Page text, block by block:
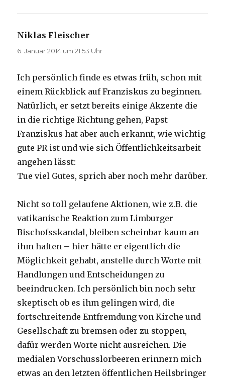
Niklas Fleischer
6. Januar 2014 um 21:53 Uhr
Ich persönlich finde es etwas früh, schon mit
einem Rückblick auf Franziskus zu beginnen.
Natürlich, er setzt bereits einige Akzente die
in die richtige Richtung gehen, Papst
Franziskus hat aber auch erkannt, wie wichtig
gute PR ist und wie sich Öffentlichkeitsarbeit
angehen lässt:
Tue viel Gutes, sprich aber noch mehr darüber.
Nicht so toll gelaufene Aktionen, wie z.B. die
vatikanische Reaktion zum Limburger
Bischofsskandal, bleiben scheinbar kaum an
ihm haften – hier hätte er eigentlich die
Möglichkeit gehabt, anstelle durch Worte mit
Handlungen und Entscheidungen zu
beeindrucken. Ich persönlich bin noch sehr
skeptisch ob es ihm gelingen wird, die
fortschreitende Entfremdung von Kirche und
Gesellschaft zu bremsen oder zu stoppen,
dafür werden Worte nicht ausreichen. Die
medialen Vorschusslorbeeren erinnern mich
etwas an den letzten öffentlichen Heilsbringer